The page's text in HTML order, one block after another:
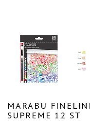
MARABU
SUPREME 12 ST